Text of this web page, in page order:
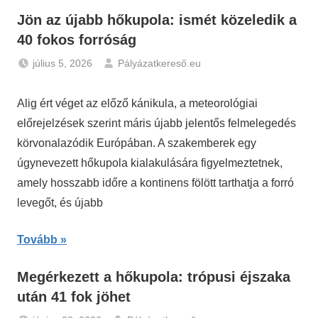
Jön az újabb hőkupola: ismét közeledik a
40 fokos forróság
július 5, 2026
Pályázatkereső.eu
Alig ért véget az előző kánikula, a meteorológiai
előrejelzések szerint máris újabb jelentős felmelegedés
körvonalazódik Európában. A szakemberek egy
úgynevezett hőkupola kialakulására figyelmeztetnek,
amely hosszabb időre a kontinens fölött tarthatja a forró
levegőt, és újabb
Tovább
Megérkezett a hőkupola: trópusi éjszaka
után 41 fok jöhet